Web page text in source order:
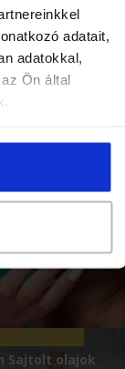
adatait,
adatokkal,
Ön által
Sajtolt olajok